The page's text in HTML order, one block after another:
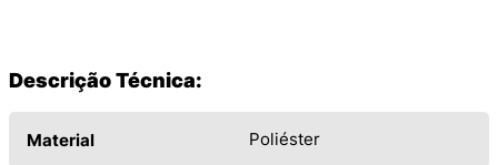
Descrição Técnica:
Material Poliéster